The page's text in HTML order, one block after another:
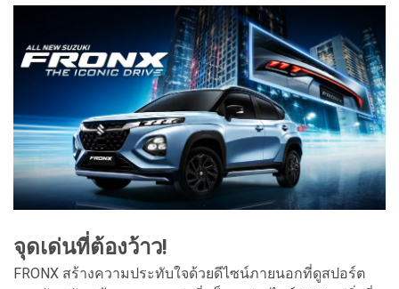
จุดเด่นที่ต้องว้าว!
FRONX สร้างความประทับใจด้วยดีไซน์ภายนอกที่ดูสปอร์ต